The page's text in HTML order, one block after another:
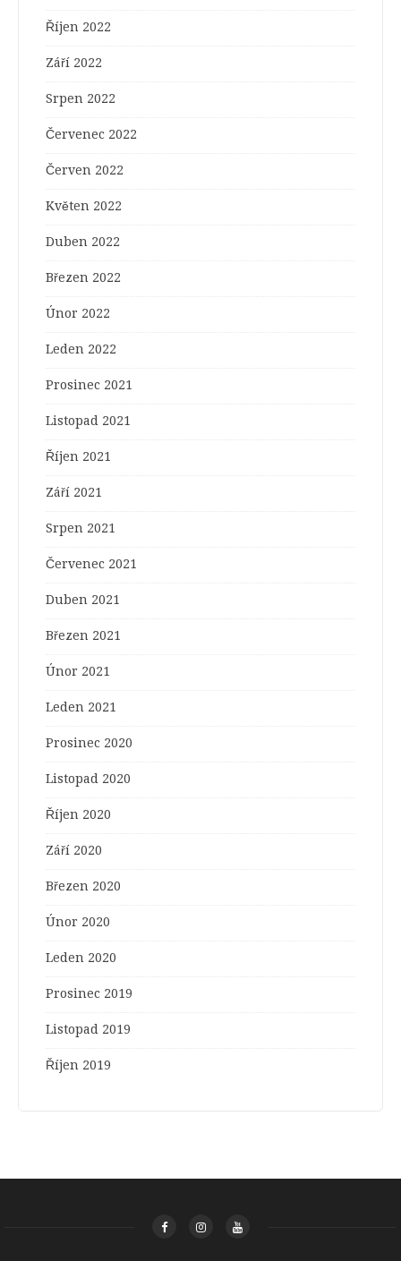
Říjen 2022
Září 2022
Srpen 2022
Červenec 2022
Červen 2022
Květen 2022
Duben 2022
Březen 2022
Únor 2022
Leden 2022
Prosinec 2021
Listopad 2021
Říjen 2021
Září 2021
Srpen 2021
Červenec 2021
Duben 2021
Březen 2021
Únor 2021
Leden 2021
Prosinec 2020
Listopad 2020
Říjen 2020
Září 2020
Březen 2020
Únor 2020
Leden 2020
Prosinec 2019
Listopad 2019
Říjen 2019